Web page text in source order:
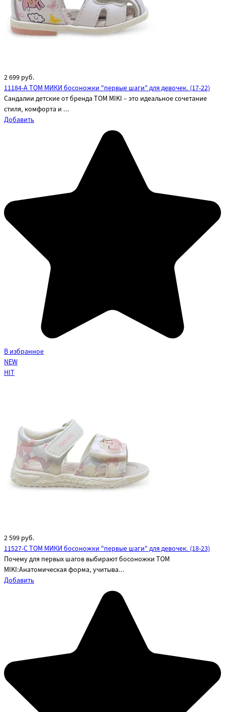
2 699 руб.
11184-A ТОМ МИКИ босоножки "первые шаги" для девочек. (17-22)
Сандалии детские от бренда TOM MIKI – это идеальное сочетание
стиля, комфорта и ...
Добавить
В избранное
NEW
HIT
2 599 руб.
11527-C ТОМ МИКИ босоножки "первые шаги" для девочек. (18-23)
Почему для первых шагов выбирают босоножки TOM
MIKI:Анатомическая форма, учитыва...
Добавить